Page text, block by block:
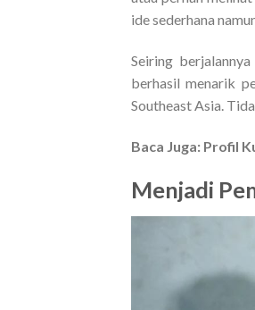
ide sederhana
Seiring
berhasil menarik
Southeast Asia.
Baca Juga: Profil
Menjadi